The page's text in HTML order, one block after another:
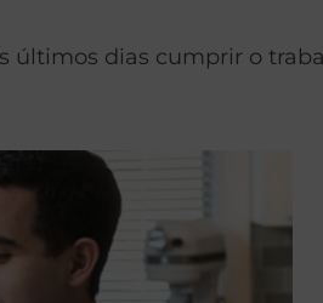
últimos dias cumprir o